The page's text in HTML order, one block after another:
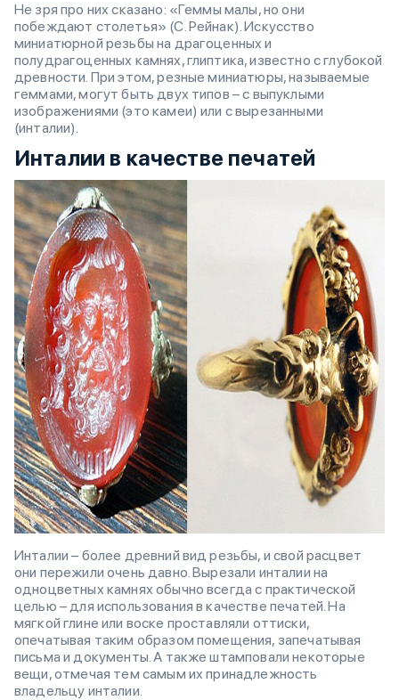
Не зря про них сказано: «Геммы малы, но они
побеждают столетья» (С. Рейнак). Искусство
миниатюрной резьбы на драгоценных и
полудрагоценных камнях, глиптика, известно с глубокой
древности. При этом, резные миниатюры, называемые
геммами, могут быть двух типов – с выпуклыми
изображениями (это камеи) или с вырезанными
(инталии).
Инталии в качестве печатей
Инталии – более древний вид резьбы, и свой расцвет
они пережили очень давно. Вырезали инталии на
одноцветных камнях обычно всегда с практической
целью – для использования в качестве печатей. На
мягкой глине или воске проставляли оттиски,
опечатывая таким образом помещения, запечатывая
письма и документы. А также штамповали некоторые
вещи, отмечая тем самым их принадлежность
владельцу инталии.